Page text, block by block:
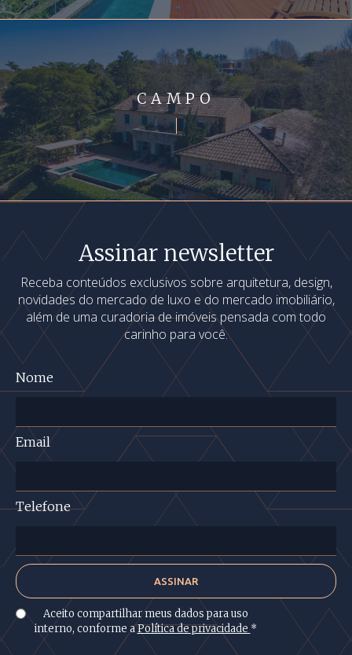
CAMPO
Assinar newsletter
Receba conteúdos exclusivos sobre arquitetura, design,
novidades do mercado de luxo e do mercado imobiliário,
além de uma curadoria de imóveis pensada com todo
carinho para você.
Nome
Email
Telefone
Aceito compartilhar meus dados para uso
interno, conforme aPolítica de privacidade *